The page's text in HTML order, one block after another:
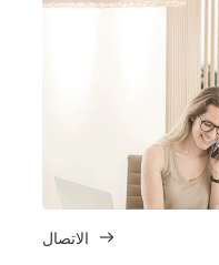
الاتصال